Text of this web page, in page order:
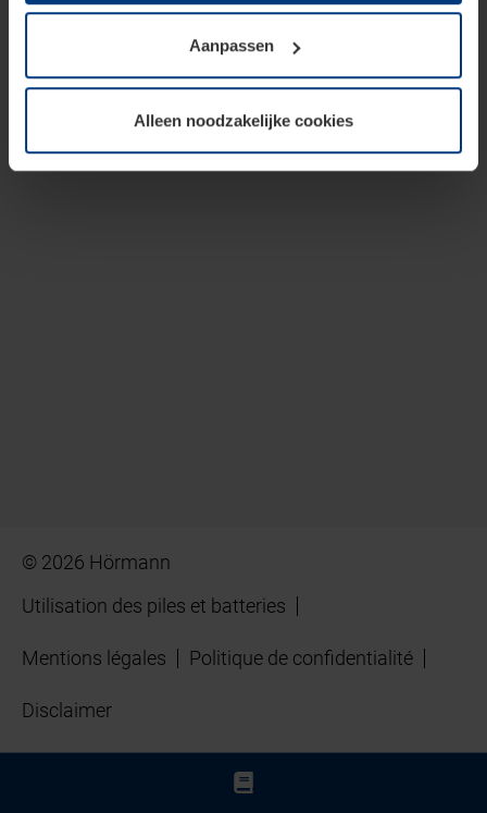
van deze pagina's absoluut vereist is. Voor alle andere
soorten cookies is uw toestemming benodigd. Uw
toestemming kunt u op elk moment bij de uitleg van de
wijzigen of herroepen.
Aanpassen
Alleen noodzakelijke cookies
© 2026 Hörmann
Utilisation des piles et batteries
Mentions légales Politique de confidentialité
Disclaimer